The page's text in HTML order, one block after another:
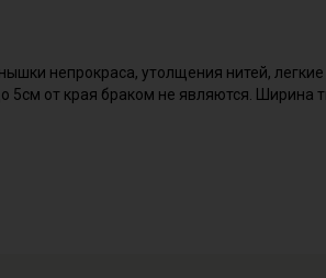
непрокраса, утолщения нитей, легкие
5см от края браком не являются. Ширина